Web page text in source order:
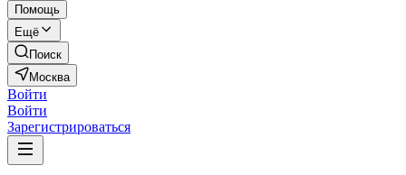
Помощь
Ещё
Поиск
Москва
Войти
Войти
Зарегистрироваться